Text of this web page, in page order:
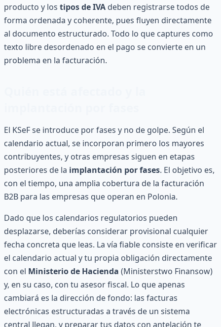
producto y los tipos de IVA deben registrarse todos de
forma ordenada y coherente, pues fluyen directamente
al documento estructurado. Todo lo que captures como
texto libre desordenado en el pago se convierte en un
problema en la facturación.
El KSeF se introduce por fases y no de golpe. Según el
calendario actual, se incorporan primero los mayores
contribuyentes, y otras empresas siguen en etapas
posteriores de la implantación por fases. El objetivo es,
con el tiempo, una amplia cobertura de la facturación
B2B para las empresas que operan en Polonia.
Dado que los calendarios regulatorios pueden
desplazarse, deberías considerar provisional cualquier
fecha concreta que leas. La vía fiable consiste en verificar
el calendario actual y tu propia obligación directamente
con el Ministerio de Hacienda (Ministerstwo Finansow)
y, en su caso, con tu asesor fiscal. Lo que apenas
cambiará es la dirección de fondo: las facturas
electrónicas estructuradas a través de un sistema
central llegan, y preparar tus datos con antelación te